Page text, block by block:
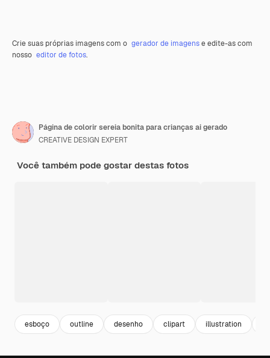
Crie suas próprias imagens com o gerador de imagense edite-as com
nosso editor de fotos.
Página de colorir sereia bonita para crianças ai gerado
CREATIVE DESIGN EXPERT
Você também pode gostar destas fotos
esboço outline desenho clipart illustration